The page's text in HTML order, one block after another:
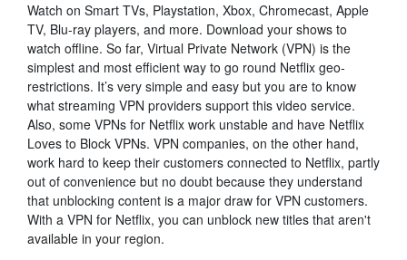
Watch on Smart TVs, Playstation, Xbox, Chromecast, Apple
TV, Blu-ray players, and more. Download your shows to
watch offline. So far, Virtual Private Network (VPN) is the
simplest and most efficient way to go round Netflix geo-
restrictions. It’s very simple and easy but you are to know
what streaming VPN providers support this video service.
Also, some VPNs for Netflix work unstable and have Netflix
Loves to Block VPNs. VPN companies, on the other hand,
work hard to keep their customers connected to Netflix, partly
out of convenience but no doubt because they understand
that unblocking content is a major draw for VPN customers.
With a VPN for Netflix, you can unblock new titles that aren't
available in your region.